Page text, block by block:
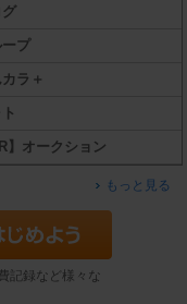
グ
プ
ラ＋
】オークション
もっと見る
記録など様々な